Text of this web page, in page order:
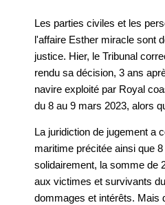
Les parties civiles et les
l'affaire Esther miracle sont
justice. Hier, le Tribunal
rendu sa décision, 3 ans
navire exploité par Royal
du 8 au 9 mars 2023, alors
La juridiction de jugement a
maritime précitée ainsi que
solidairement, la somme de
aux victimes et survivants
dommages et intérêts. Mais